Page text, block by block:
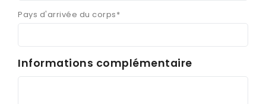
Pays d'arrivée du corps*
Informations complémentaire